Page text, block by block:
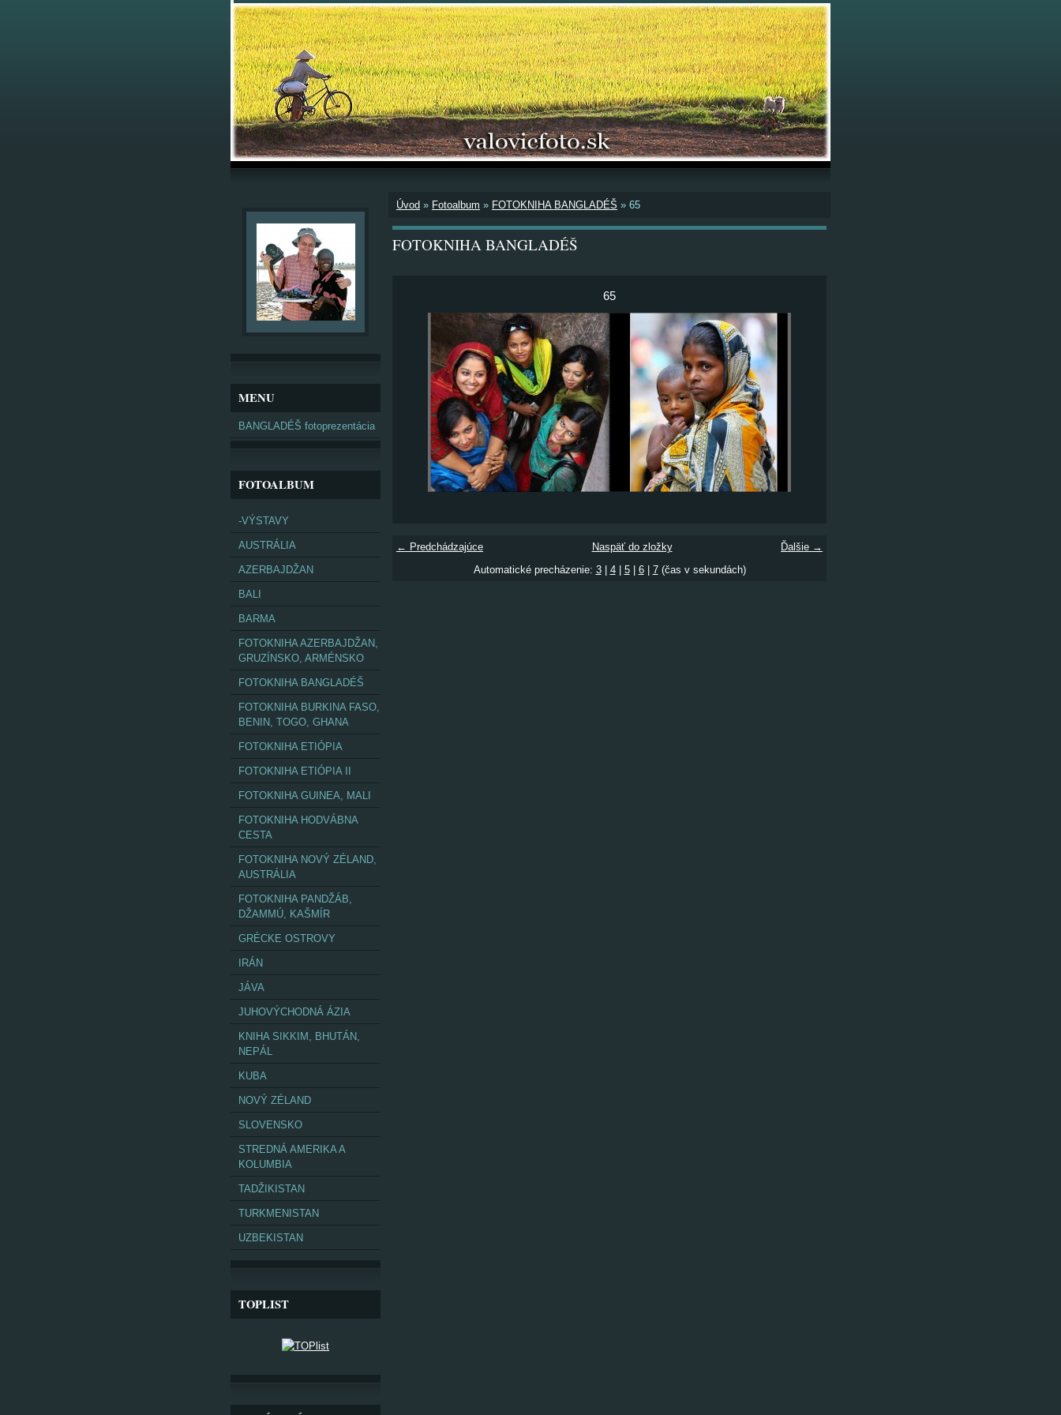
Úvod » Fotoalbum » FOTOKNIHA BANGLADÉŠ » 65
FOTOKNIHA BANGLADÉŠ
65
← Predchádzajúce Ďalšie →
Naspäť do zložky
Automatické precházenie: 3| 4| 5| 6| 7(čas v sekundách)
MENU
BANGLADÉŠ fotoprezentácia
FOTOALBUM
-VÝSTAVY
AUSTRÁLIA
AZERBAJDŽAN
BALI
BARMA
FOTOKNIHA AZERBAJDŽAN,
GRUZÍNSKO, ARMÉNSKO
FOTOKNIHA BANGLADÉŠ
FOTOKNIHA BURKINA FASO,
BENIN, TOGO, GHANA
FOTOKNIHA ETIÓPIA
FOTOKNIHA ETIÓPIA II
FOTOKNIHA GUINEA, MALI
FOTOKNIHA HODVÁBNA
CESTA
FOTOKNIHA NOVÝ ZÉLAND,
AUSTRÁLIA
FOTOKNIHA PANDŽÁB,
DŽAMMÚ, KAŠMÍR
GRÉCKE OSTROVY
IRÁN
JÁVA
JUHOVÝCHODNÁ ÁZIA
KNIHA SIKKIM, BHUTÁN,
NEPÁL
KUBA
NOVÝ ZÉLAND
SLOVENSKO
STREDNÁ AMERIKA A
KOLUMBIA
TADŽIKISTAN
TURKMENISTAN
UZBEKISTAN
TOPLIST